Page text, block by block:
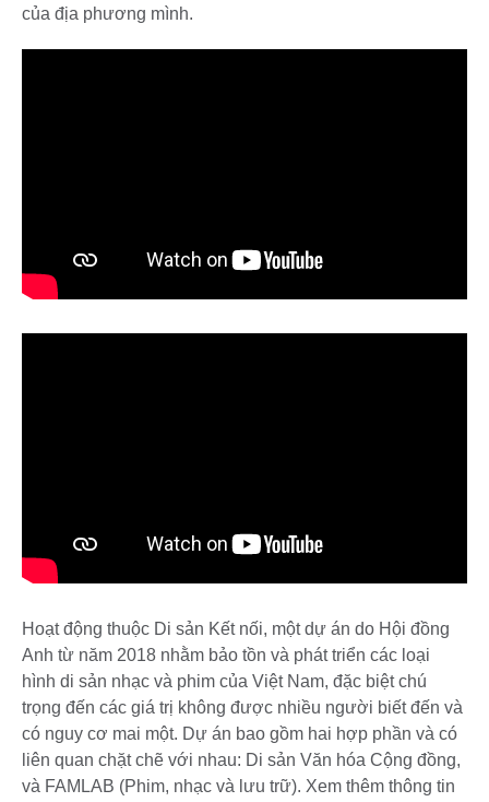
của địa phương mình.
Hoạt động thuộc Di sản Kết nối, một dự án do Hội đồng
Anh từ năm 2018 nhằm bảo tồn và phát triển các loại
hình di sản nhạc và phim của Việt Nam, đặc biệt chú
trọng đến các giá trị không được nhiều người biết đến và
có nguy cơ mai một. Dự án bao gồm hai hợp phần và có
liên quan chặt chẽ với nhau: Di sản Văn hóa Cộng đồng,
và FAMLAB (Phim, nhạc và lưu trữ). Xem thêm thông tin